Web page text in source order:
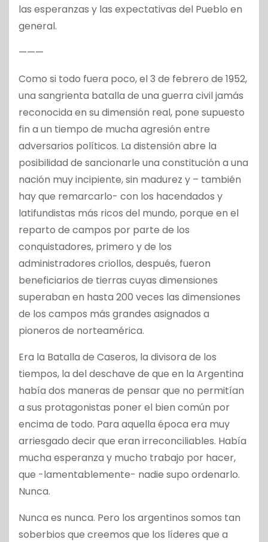
las esperanzas y las expectativas del Pueblo en
general.
———
Como si todo fuera poco, el 3 de febrero de 1952,
una sangrienta batalla de una guerra civil jamás
reconocida en su dimensión real, pone supuesto
fin a un tiempo de mucha agresión entre
adversarios políticos. La distensión abre la
posibilidad de sancionarle una constitución a una
nación muy incipiente, sin madurez y – también
hay que remarcarlo- con los hacendados y
latifundistas más ricos del mundo, porque en el
reparto de campos por parte de los
conquistadores, primero y de los
administradores criollos, después, fueron
beneficiarios de tierras cuyas dimensiones
superaban en hasta 200 veces las dimensiones
de los campos más grandes asignados a
pioneros de norteamérica.
Era la Batalla de Caseros, la divisora de los
tiempos, la del deschave de que en la Argentina
había dos maneras de pensar que no permitían
a sus protagonistas poner el bien común por
encima de todo. Para aquella época era muy
arriesgado decir que eran irreconciliables. Había
mucha esperanza y mucho trabajo por hacer,
que -lamentablemente- nadie supo ordenarlo.
Nunca.
Nunca es nunca. Pero los argentinos somos tan
soberbios que creemos que los líderes que a